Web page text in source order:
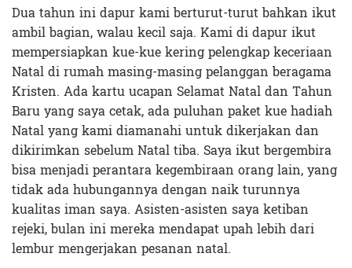
Dua tahun ini dapur kami berturut-turut bahkan ikut
ambil bagian, walau kecil saja. Kami di dapur ikut
mempersiapkan kue-kue kering pelengkap keceriaan
Natal di rumah masing-masing pelanggan beragama
Kristen. Ada kartu ucapan Selamat Natal dan Tahun
Baru yang saya cetak, ada puluhan paket kue hadiah
Natal yang kami diamanahi untuk dikerjakan dan
dikirimkan sebelum Natal tiba. Saya ikut bergembira
bisa menjadi perantara kegembiraan orang lain, yang
tidak ada hubungannya dengan naik turunnya
kualitas iman saya. Asisten-asisten saya ketiban
rejeki, bulan ini mereka mendapat upah lebih dari
lembur mengerjakan pesanan natal.